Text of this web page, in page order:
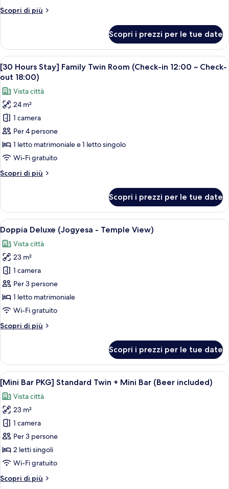
Room
12:00
~
Check-
out
18:00)
Scopri di più
Altri
Hours
Stay]
Standard
Twin
(Check-
in
12:00
Check-
18:00)
Scopri i prezzi per le tue date
Apri
tutte
le
foto
per
[30
Hours
Stay]
Family
Room
12:00
~
Check-
out
18:00)
Camera d'albergo con due letti, un
6
[30 Hours Stay] Family Twin Room (Check-in 12:00 ~ Check-
out 18:00)
Vista città
24 m²
1 camera
Per 4 persone
1 letto matrimoniale e 1 letto singolo
Wi-Fi gratuito
Scopri di più
Altri
Hours
Stay]
Family
Twin
Room
(Check-
in
12:00
~
Check-
out
18:00)
Scopri i prezzi per le tue date
Apri
tutte
le
foto
per
Doppia
Deluxe
(Jogyesa
Temple
Una camera d'albergo con un letto
6
Doppia Deluxe (Jogyesa - Temple View)
Vista città
23 m²
1 camera
Per 3 persone
1 letto matrimoniale
Wi-Fi gratuito
Scopri di più
Altri
Deluxe
(Jogyesa
-
Temple
View)
Scopri i prezzi per le tue date
Apri
tutte
le
foto
per
[Mini
Bar
PKG]
Standard
Twin
Esposizione di snack con Pringles,
7
[Mini Bar PKG] Standard Twin + Mini Bar (Beer included)
Vista città
23 m²
1 camera
Per 3 persone
2 letti singoli
Wi-Fi gratuito
Scopri di più
Altri